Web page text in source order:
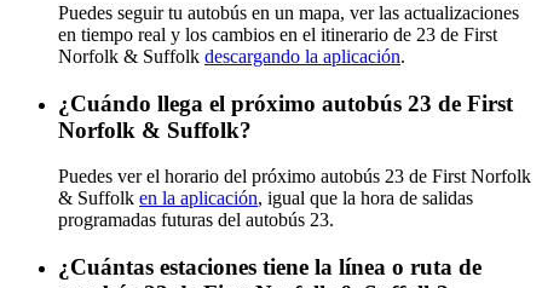
Puedes seguir tu autobús en un mapa, ver las actualizaciones
en tiempo real y los cambios en el itinerario de 23 de First
Norfolk & Suffolk descargando la aplicación.
¿Cuándo llega el próximo autobús 23 de First
Norfolk & Suffolk?
Puedes ver el horario del próximo autobús 23 de First Norfolk
& Suffolk en la aplicación, igual que la hora de salidas
programadas futuras del autobús 23.
¿Cuántas estaciones tiene la línea o ruta de